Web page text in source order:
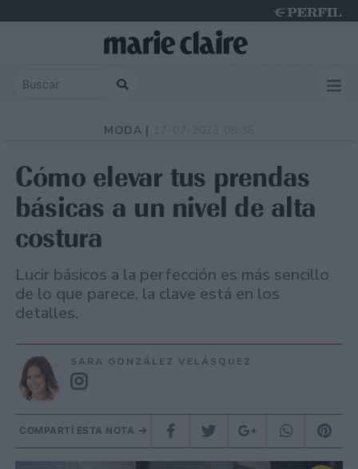
MODA |
Cómo elevar tus prendas
básicas a un nivel de alta
costura
Lucir básicos a la perfección es más sencillo
de lo que parece, la clave está en los
detalles.
SARA GONZÁLEZ VELÁSQUEZ
COMPARTÍ ESTA NOTA